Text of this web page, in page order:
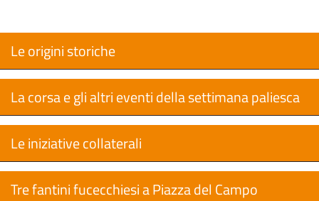
Le origini storiche
La corsa e gli altri eventi della settimana paliesca
Le iniziative collaterali
Tre fantini fucecchiesi a Piazza del Campo